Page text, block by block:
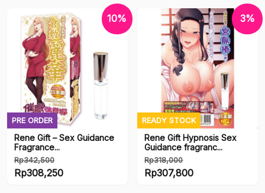
PRE ORDER
10%
Rene Gift – Sex Guidance
Fragrance...
Rp342,500
Harga
Rp308,250
READY STOCK
3%
Rene Gift Hypnosis Sex
Guidance fragranc...
Rp318,000
Harga
Rp307,800